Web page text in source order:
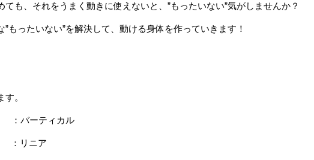
も、それをうまく動きに使えないと、”もったいない”気がしませんか？
もったいない”を解決して、動ける身体を作っていきます！
。
：バーティカル
：リニア